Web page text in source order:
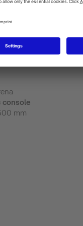
console
mm